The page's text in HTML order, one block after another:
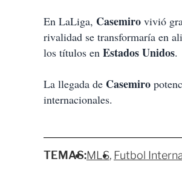
En LaLiga, Casemiro vivió
rivalidad se transformaría en
los títulos en Estados Unidos.
La llegada de Casemiro
internacionales.
TEMAS:MLS Futbol